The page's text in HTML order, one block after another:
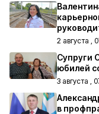
2 августа ,
Супруги
юбилей
3 августа ,
в